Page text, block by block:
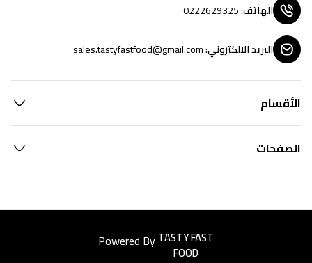
الهاتف:
0222629325
البريد الالكتروني:
sales.tastyfastfood@gmail.com
الأقسام
الصفحات
Powered ByEasyorders